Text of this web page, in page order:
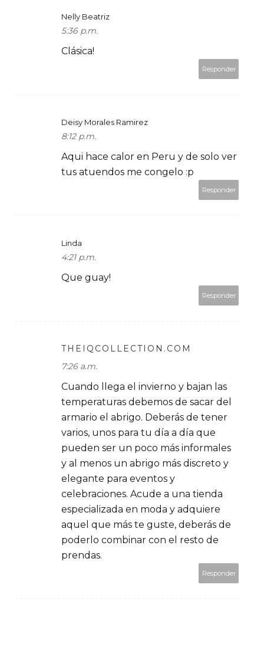
Nelly Beatriz
5:36 p.m.
Clásica!
Responder
Deisy Morales Ramirez
8:12 p.m.
Aqui hace calor en Peru y de solo ver
tus atuendos me congelo :p
Responder
Linda
4:21 p.m.
Que guay!
Responder
THEIQCOLLECTION.COM
7:26 a.m.
Cuando llega el invierno y bajan las
temperaturas debemos de sacar del
armario el abrigo. Deberás de tener
varios, unos para tu día a día que
pueden ser un poco más informales
y al menos un abrigo más discreto y
elegante para eventos y
celebraciones. Acude a una tienda
especializada en moda y adquiere
aquel que más te guste, deberás de
poderlo combinar con el resto de
prendas.
Responder